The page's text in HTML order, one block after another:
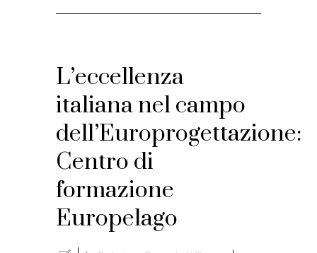
L’eccellenza
italiana nel campo
dell’Europrogettazione:
Centro di
formazione
Europelago